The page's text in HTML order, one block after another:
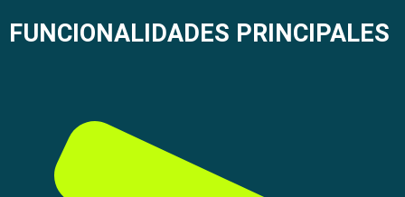
FUNCIONALIDADES PRINCIPALES